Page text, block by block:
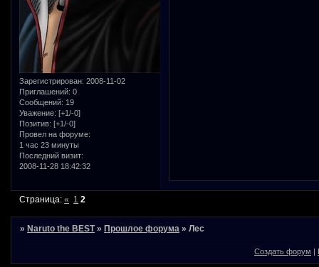
Зарегистрирован: 2008-11-02
Приглашений: 0
Сообщений: 19
Уважение: [+1/-0]
Позитив: [+1/-0]
Провел на форуме:
1 час 23 минуты
Последний визит:
2008-11-28 18:42:32
Страница:« 1 2
» Naruto the BEST » Прошлое форума »Лес
Создать форум |